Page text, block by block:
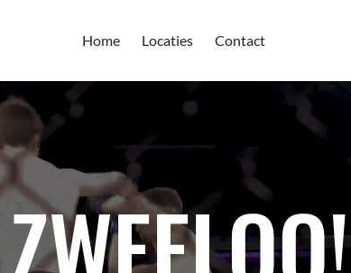
Home Locaties Contact